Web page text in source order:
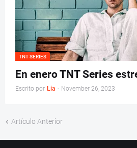
TNT SERIES
En enero TNT Series
Escrito por Lia - November 26, 2023
Artículo Anterior